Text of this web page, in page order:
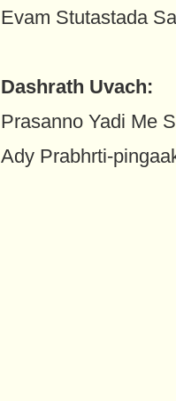
Evam Stutastada
Dashrath Uvach:
Prasanno Yadi Me
Ady Prabhrti-